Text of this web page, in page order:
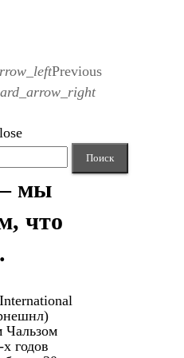
Previous
мы
что
Чальзом
годов